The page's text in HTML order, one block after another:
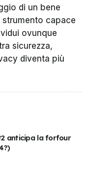
di un bene
strumento capace
ovunque
sicurezza,
diventa più
anticipa la forfour